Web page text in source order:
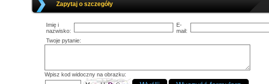
Zapytaj o szczegóły
Imię i
nazwisko:
E-
mail:
Twoje pytanie:
Wpisz kod widoczny na obrazku: